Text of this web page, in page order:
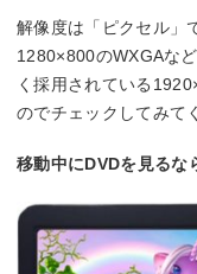
解像度は「ピクセル」
1280×800のWXGAな
く採用されている
のでチェックしてみて
移動中にDVDを見るな